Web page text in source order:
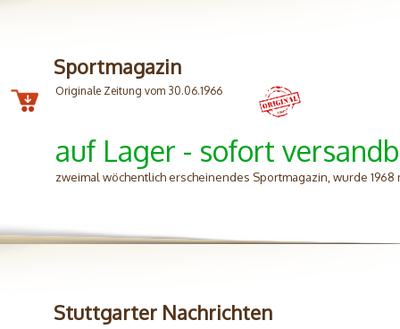
Sportmagazin
Originale Zeitung vom 30.06.1966
auf Lager - sofort
zweimal wöchentlich erscheinendes Sportmagazin, wurde
Stuttgarter Nachrichten